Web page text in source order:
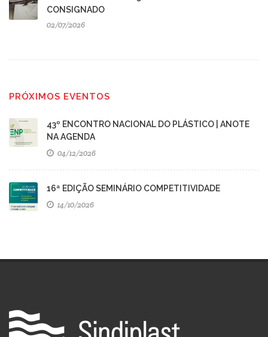
CONSIGNADO
02/07/2026
PRÓXIMOS EVENTOS
43º ENCONTRO NACIONAL DO PLÁSTICO | ANOTE
NA AGENDA
04/12/2026
16ª EDIÇÃO SEMINÁRIO COMPETITIVIDADE
14/10/2026